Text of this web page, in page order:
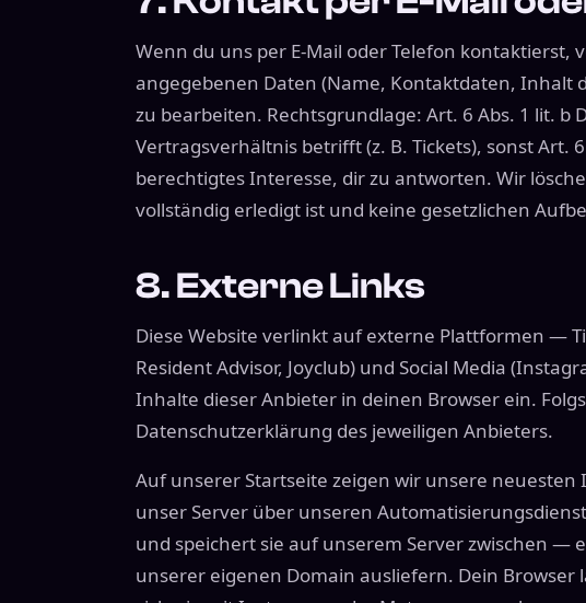
Wenn du uns per E-Mail oder Telefon kontaktierst,
angegebenen Daten (Name, Kontaktdaten, Inhalt
zu bearbeiten. Rechtsgrundlage: Art. 6 Abs. 1 lit. b
Vertragsverhältnis betrifft (z. B. Tickets), sonst Art.
berechtigtes Interesse, dir zu antworten. Wir
vollständig erledigt ist und keine gesetzlichen
8. Externe Links
Diese Website verlinkt auf externe Plattformen —
Resident Advisor, Joyclub) und Social Media
Inhalte dieser Anbieter in deinen Browser ein.
Datenschutzerklärung des jeweiligen Anbieters.
Auf unserer Startseite zeigen wir unsere
unser Server über unseren
und speichert sie auf unserem Server zwischen —
unserer eigenen Domain ausliefern. Dein